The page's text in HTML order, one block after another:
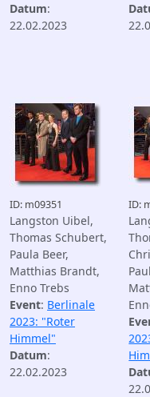
Datum:
22.02.2023
ID: m09351
Langston Uibel,
Thomas Schubert,
Paula Beer,
Matthias Brandt,
Enno Trebs
Event: Berlinale
2023: "Roter
Himmel"
Datum:
22.02.2023
ID: